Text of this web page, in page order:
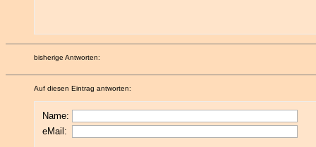
bisherige Antworten:
Auf diesen Eintrag antworten:
Name:
eMail: